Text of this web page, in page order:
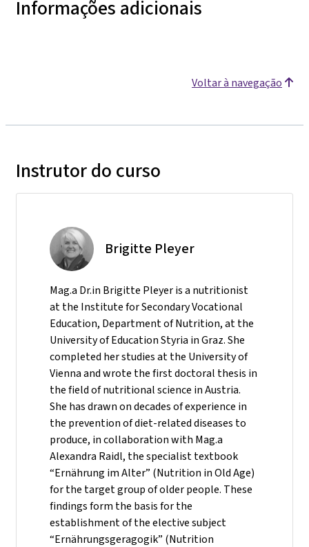
Informações adicionais
Voltar à navegação
Instrutor do curso
Brigitte Pleyer
Mag.a Dr.in Brigitte Pleyer is a nutritionist
at the Institute for Secondary Vocational
Education, Department of Nutrition, at the
University of Education Styria in Graz. She
completed her studies at the University of
Vienna and wrote the first doctoral thesis in
the field of nutritional science in Austria.
She has drawn on decades of experience in
the prevention of diet-related diseases to
produce, in collaboration with Mag.a
Alexandra Raidl, the specialist textbook
“Ernährung im Alter” (Nutrition in Old Age)
for the target group of older people. These
findings form the basis for the
establishment of the elective subject
“Ernährungsgeragogik” (Nutrition